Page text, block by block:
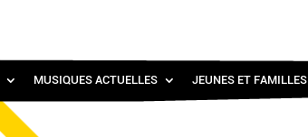
MUSIQUES ACTUELLES JEUNES ET FAMILLES